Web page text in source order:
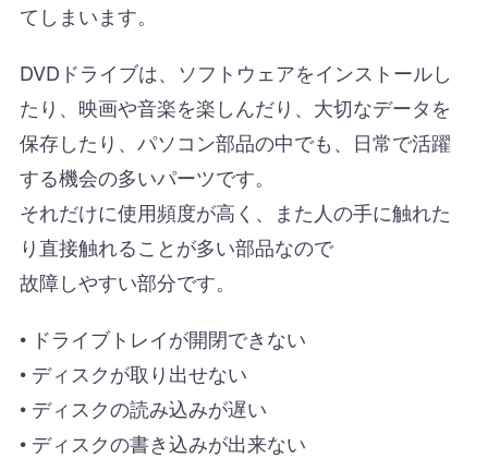
てしまいます。
DVDドライブは、ソフトウェアをインストールし
たり、映画や音楽を楽しんだり、大切なデータを
保存したり、パソコン部品の中でも、日常で活躍
する機会の多いパーツです。
それだけに使用頻度が高く、また人の手に触れた
り直接触れることが多い部品なので
故障しやすい部分です。
• ドライブトレイが開閉できない
• ディスクが取り出せない
• ディスクの読み込みが遅い
• ディスクの書き込みが出来ない